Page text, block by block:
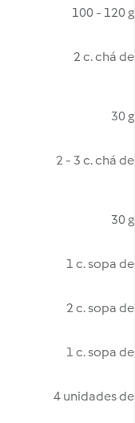
100 - 120 g
2 c. chá de
30 g
2 - 3 c. chá de
30 g
1 c. sopa de
2 c. sopa de
1 c. sopa de
4 unidades de